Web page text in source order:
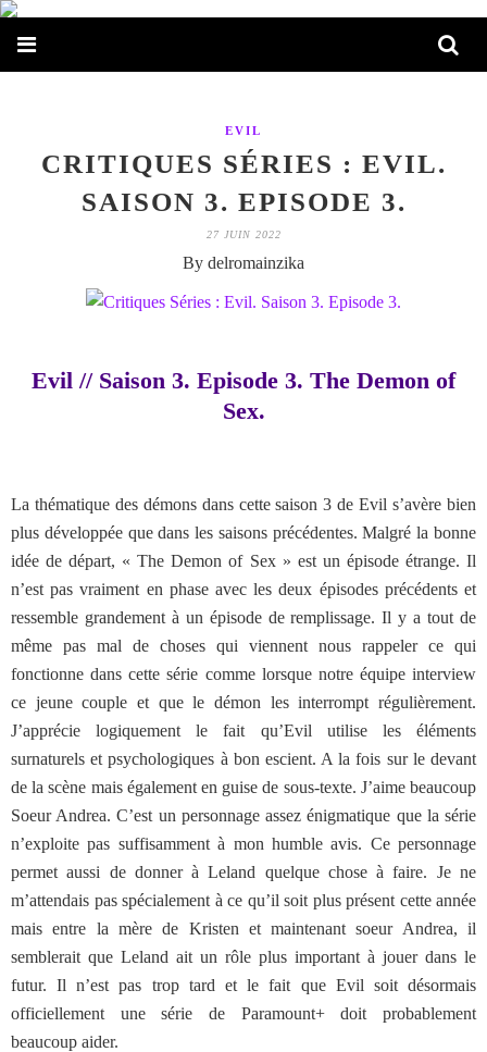
EVIL
CRITIQUES SÉRIES : EVIL.
SAISON 3. EPISODE 3.
27 JUIN 2022
By delromainzika
Evil // Saison 3. Episode 3. The Demon of
Sex.
La thématique des démons dans cette saison 3 de Evil s’avère bien
plus développée que dans les saisons précédentes. Malgré la bonne
idée de départ, « The Demon of Sex » est un épisode étrange. Il
n’est pas vraiment en phase avec les deux épisodes précédents et
ressemble grandement à un épisode de remplissage. Il y a tout de
même pas mal de choses qui viennent nous rappeler ce qui
fonctionne dans cette série comme lorsque notre équipe interview
ce jeune couple et que le démon les interrompt régulièrement.
J’apprécie logiquement le fait qu’Evil utilise les éléments
surnaturels et psychologiques à bon escient. A la fois sur le devant
de la scène mais également en guise de sous-texte. J’aime beaucoup
Soeur Andrea. C’est un personnage assez énigmatique que la série
n’exploite pas suffisamment à mon humble avis. Ce personnage
permet aussi de donner à Leland quelque chose à faire. Je ne
m’attendais pas spécialement à ce qu’il soit plus présent cette année
mais entre la mère de Kristen et maintenant soeur Andrea, il
semblerait que Leland ait un rôle plus important à jouer dans le
futur. Il n’est pas trop tard et le fait que Evil soit désormais
officiellement une série de Paramount+ doit probablement
beaucoup aider.